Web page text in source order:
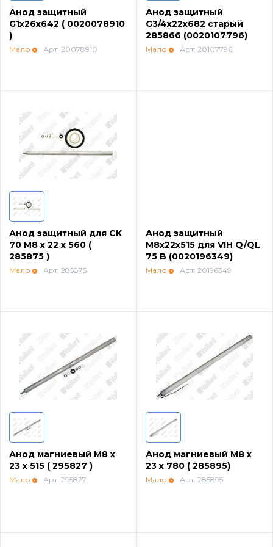
Котлы Ferroli
Горелки
Электрические водонагреватели Ferroli
Алюминиевые радиаторы Ferroli
Автоматика
Рециркуляторы воздуха
Газовые колонки
Econcept TECH AC
Комплект коаксиальный Ferroli 60/100
Анод защитный
G1x26x642 ( 0020078910
)
Мало Арт: 20078910
Анод защитный
G3/4x22х682 старый
285866 (0020107796)
Мало Арт: 20107796
Анод защитный для CK
70 M8 x 22 x 560 (
285875 )
Мало Арт: 285875
Анод защитный
М8х22х515 для VIH Q/QL
75 B (0020196349)
Мало Арт: 20196349
Анод магниевый М8 х
23 х 515 ( 295827 )
Мало Арт: 295827
Анод магниевый М8 х
23 х 780 ( 285895)
Мало Арт: 285895